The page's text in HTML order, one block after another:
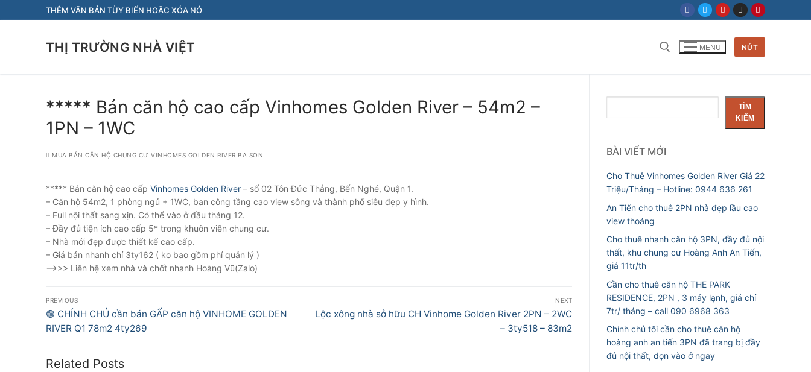
đến
THÊM VĂN BẢN TÙY BIẾN HOẶC XÓA NÓ
THỊ TRƯỜNG NHÀ VIỆT
Tìm kiếm cho:
MENU NÚT
***** Bán căn hộ cao cấp Vinhomes Golden River – 54m2 –
1PN – 1WC
MUA BÁN CĂN HỘ CHUNG CƯ VINHOMES GOLDEN RIVER BA SON
***** Bán căn hộ cao cấp Vinhomes Golden River – số 02 Tôn Đức Thắng, Bến Nghé, Quận 1.
– Căn hộ 54m2, 1 phòng ngủ + 1WC, ban công tầng cao view sông và thành phố siêu đẹp y hình.
– Full nội thất sang xịn. Có thể vào ở đầu tháng 12.
– Đầy đủ tiện ích cao cấp 5* trong khuôn viên chung cư.
– Nhà mới đẹp được thiết kế cao cấp.
– Giá bán nhanh chỉ 3ty162 ( ko bao gồm phí quản lý )
—->>> Liên hệ xem nhà và chốt nhanh Hoàng Vũ(Zalo)
Điều
hướng
bài
viết
PREVIOUS
Previous
post:
🟢 CHÍNH CHỦ cần bán GẤP căn hộ VINHOME GOLDEN
RIVER Q1 78m2 4ty269
NEXT
Next
Lộc xông nhà sở hữu CH Vinhome Golden River 2PN – 2WC
– 3ty518 – 83m2
Related Posts
kiếm
TÌM
KIẾM
BÀI VIẾT MỚI
Cho Thuê Vinhomes Golden River Giá 22
Triệu/Tháng – Hotline: 0944 636 261
An Tiến cho thuê 2PN nhà đẹp lầu cao
view thoáng
Cho thuê nhanh căn hộ 3PN, đầy đủ nội
thất, khu chung cư Hoàng Anh An Tiến,
giá 11tr/th
Cần cho thuê căn hộ THE PARK
RESIDENCE, 2PN , 3 máy lạnh, giá chỉ
7tr/ tháng – call 090 6968 363
Chính chủ tôi cần cho thuê căn hộ
hoàng anh an tiến 3PN đã trang bị đầy
đủ nội thất, dọn vào ở ngay